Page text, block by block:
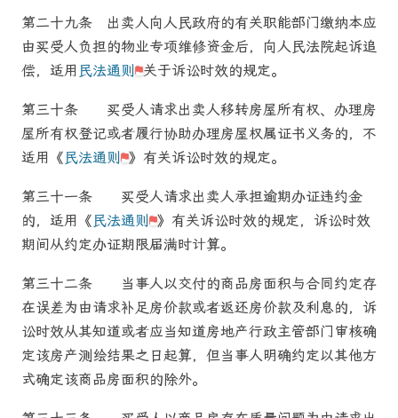
第二十九条 出卖人向人民政府的有关职能部门缴纳本应
由买受人负担的物业专项维修资金后，向人民法院起诉追
偿，适用 民法通则 关于诉讼时效的规定。
第三十条 买受人请求出卖人移转房屋所有权、办理房
屋所有权登记或者履行协助办理房屋权属证书义务的，不
适用《 民法通则 》有关诉讼时效的规定。
第三十一条 买受人请求出卖人承担逾期办证违约金
的，适用《 民法通则 》有关诉讼时效的规定，诉讼时效
期间从约定办证期限届满时计算。
第三十二条 当事人以交付的商品房面积与合同约定存
在误差为由请求补足房价款或者返还房价款及利息的，诉
讼时效从其知道或者应当知道房地产行政主管部门审核确
定该房产测绘结果之日起算，但当事人明确约定以其他方
式确定该商品房面积的除外。